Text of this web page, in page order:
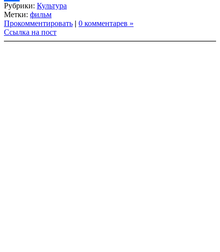
Link
Share
Рубрики: Культура
Метки: фильм
Прокомментировать | 0 комментарев »
Ссылка на пост